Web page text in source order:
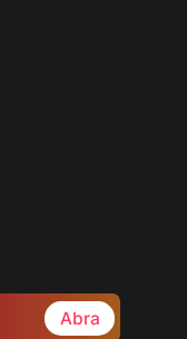
Abra